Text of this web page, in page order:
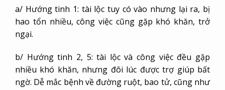
a/ Hướng tinh 1: tài lộc tuy có vào nhưng lại ra, bị
hao tổn nhiều, công việc cũng gặp khó khăn, trở
ngại.
b/ Hướng tinh 2, 5: tài lộc và công việc đều gặp
nhiều khó khăn, nhưng đôi lúc được trợ giúp bất
ngờ. Dễ mắc bệnh về đường ruột, bao tử, cũng như